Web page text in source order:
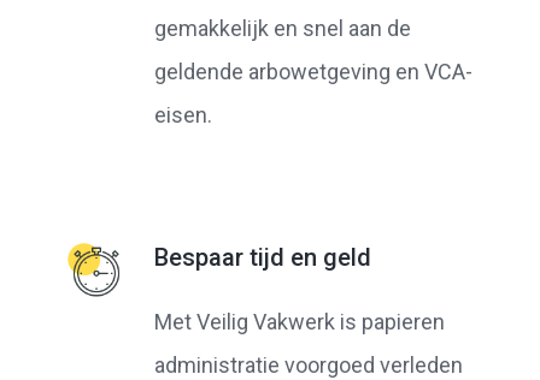
gemakkelijk en snel aan de
geldende arbowetgeving en VCA-
eisen.
Bespaar tijd en geld
Met Veilig Vakwerk is papieren
administratie voorgoed verleden